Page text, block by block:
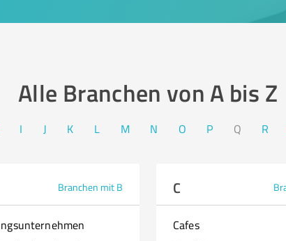
Alle Branchen von A bis Z​
I J K L M N O P Q R
Branchen mit B C
Cafes